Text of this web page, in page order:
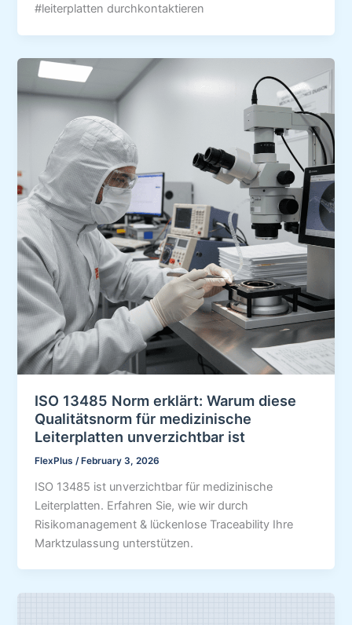
#leiterplatten durchkontaktieren
ISO 13485 Norm erklärt: Warum diese
Qualitätsnorm für medizinische
Leiterplatten unverzichtbar ist
FlexPlus /February 3, 2026
ISO 13485 ist unverzichtbar für medizinische
Leiterplatten. Erfahren Sie, wie wir durch
Risikomanagement & lückenlose Traceability Ihre
Marktzulassung unterstützen.